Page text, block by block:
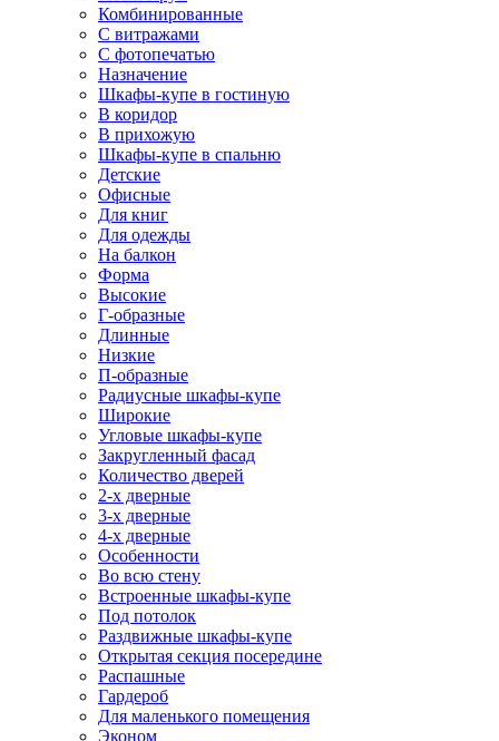
Комбинированные
С витражами
С фотопечатью
Назначение
Шкафы-купе в гостиную
В коридор
В прихожую
Шкафы-купе в спальню
Детские
Офисные
Для книг
Для одежды
На балкон
Форма
Высокие
Г-образные
Длинные
Низкие
П-образные
Радиусные шкафы-купе
Широкие
Угловые шкафы-купе
Закругленный фасад
Количество дверей
2-х дверные
3-х дверные
4-х дверные
Особенности
Во всю стену
Встроенные шкафы-купе
Под потолок
Раздвижные шкафы-купе
Открытая секция посередине
Распашные
Гардероб
Для маленького помещения
Эконом